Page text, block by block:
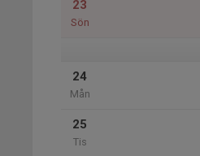
23
Sön
24
Mån
25
Tis